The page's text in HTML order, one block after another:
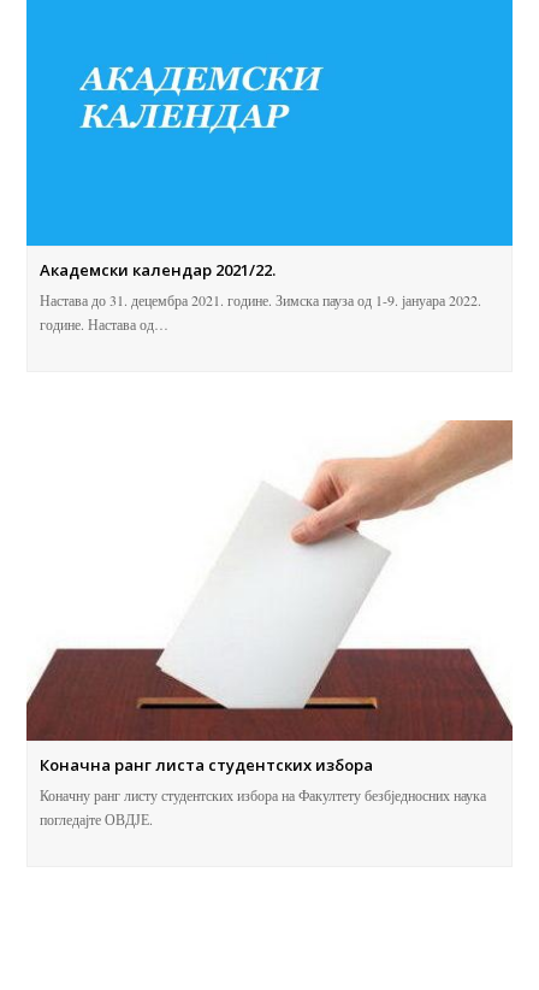
Акадeмски календар 2021/22.
Настава до 31. децембра 2021. године. Зимска пауза од 1-9. јануара 2022.
године. Настава од…
Коначна ранг листа студентских избора
Коначну ранг листу студентских избора на Факултету безбједносних наука
погледајте ОВДЈЕ.